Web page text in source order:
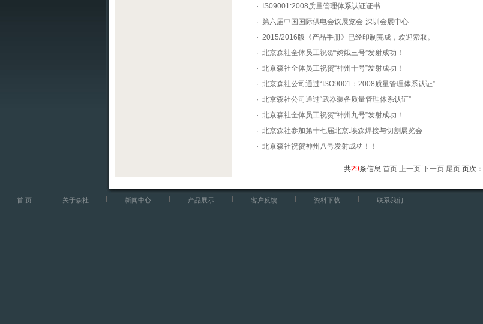
· IS09001:2008质量管理体系认证证书
· 第六届中国国际供电会议展览会-深圳会展中心
· 2015/2016版《产品手册》已经印制完成，欢迎索取。
· 北京森社全体员工祝贺“嫦娥三号”发射成功！
· 北京森社全体员工祝贺“神州十号”发射成功！
· 北京森社公司通过“ISO9001：2008质量管理体系认证”
· 北京森社公司通过“武器装备质量管理体系认证”
· 北京森社全体员工祝贺“神州九号”发射成功！
· 北京森社参加第十七届北京.埃森焊接与切割展览会
· 北京森社祝贺神州八号发射成功！！
共29条信息 首页 上一页 下一页 尾页页次：
首 页 关于森社 新闻中心 产品展示 客户反馈 资料下载 联系我们